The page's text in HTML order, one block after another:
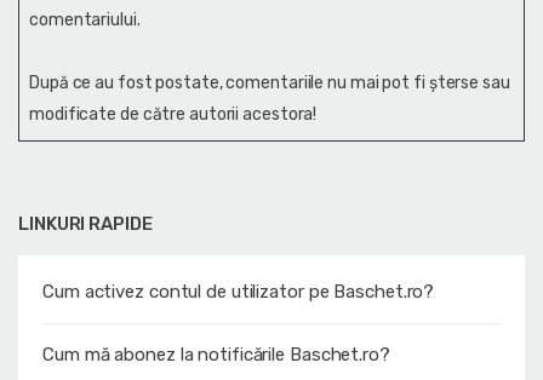
LINKURI RAPIDE
Cum activez contul de utilizator pe Baschet.ro?
Cum mă abonez la notificările Baschet.ro?
comentariului.
După ce au fost postate, comentariile nu mai pot fi șterse sau
modificate de către autorii acestora!